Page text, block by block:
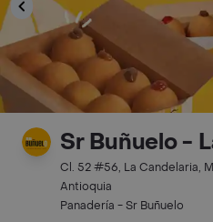
Sr Buñuelo -
Cl. 52 #56, La Candelaria,
Antioquia
Panadería - Sr Buñuelo